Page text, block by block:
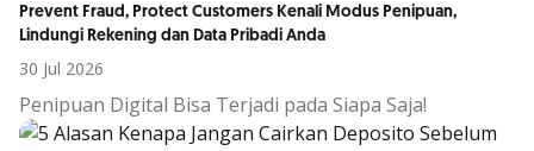
Prevent Fraud, Protect Customers Kenali Modus Penipuan,
Lindungi Rekening dan Data Pribadi Anda
30 Jul 2026
Penipuan Digital Bisa Terjadi pada Siapa Saja!